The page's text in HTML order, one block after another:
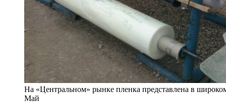
На «Центральном» рынке пленка представлена в
Май